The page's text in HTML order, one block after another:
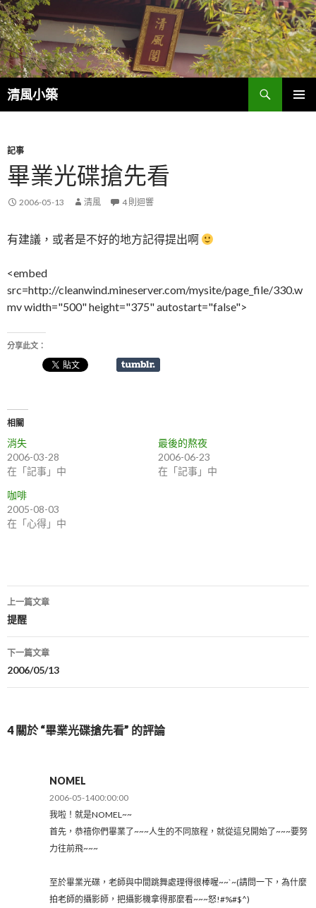
清風小築
搜
尋
容
記事
畢業光碟搶先看
2006-05-13 清風 4 則迴響
有建議，或者是不好的地方記得提出啊
<embed
src=http://cleanwind.mineserver.com/mysite/page_file/330.w
mv width="500" height="375" autostart="false">
分享此文：
相關
消失
2006-03-28
在「記事」中
最後的熬夜
2006-06-23
在「記事」中
咖啡
2005-08-03
在「心得」中
文
章
導
列
上一篇文章
提醒
下一篇文章
2006/05/13
4 關於 “畢業光碟搶先看” 的評論
NOMEL
2006-05-1400:00:00
我啦！就是NOMEL~~
首先，恭禧你們畢業了~~~人生的不同旅程，就從這兒開始了~~~要努
力往前飛~~~
至於畢業光碟，老師與中間跳舞處理得很棒喔~~`~(請問一下，為什麼
拍老師的攝影師，把攝影機拿得那麼看~~~怒!#%#$^)